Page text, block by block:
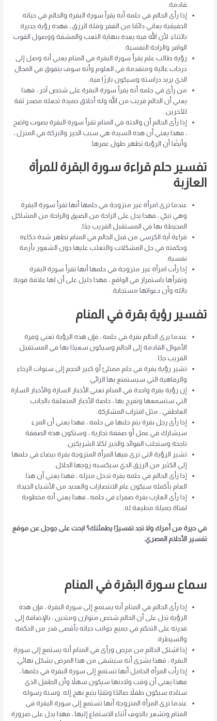
قادمة.
إذا رأى الحالم في حلمه أنه يقرأ سورة البقرة والحالم في حياته
الحقيقية يعاني دائمًا من الفقر وقلة الرزق ، فهذه رؤية جديرة
بالثناء. لأن الله فيه يعده بنهاية التعب والمشقة ووصول القوت
الوافر والراحة النفسية.
رؤية طالب علم يقرأ سورة البقرة في المنام يعني أنه وصل إلى
درجات عالية ومتقدمة في العلوم وأنه سوف يتفوق في المجال
الذي يريد دراسته وسيكون بارزًا فيه.
من رأى في حلمه أنه يقرأ سورة البقرة على شخص آخر ، فهذا
يعني أن الحالم قريب من الله وله أخلاق حميدة تجعله مصدر ثقة
للآخرين.
إذا رأى الحالم أن والدته في المنام تقرأ سورة البقرة بصوت واضح
، فهذا يعني أن هذه السيدة هي سبب الخير والبركة في المنزل ،
وأيضًا أن الرؤية تظهر طول عمرها.
تفسير حلم قراءة سورة البقرة للمرأة
العازبة
عندما ترى امرأة غير متزوجة في حلمها أنها تقرأ سورة البقرة
وهي تبكي ، فهذا يدل على الراحة من الضيق والراحة من المشاكل
المحيطة بها في المستقبل القريب جدًا.
قراءة آية الكرسي من قبل الحالم في المنام تظهر شدة ذكاءه
وحكمته في حل المشكلات والتغلب عليها دون الشعور بأزمة
نفسية.
إذا رأت امرأة غير متزوجة في حلمها أنها تقرأ سورة البقرة
وتقرأها باستمرار في الواقع ، فهذا دليل على أن لها علاقة قوية
بالله وأن دعواتها مستجابة.
تفسير رؤية بقرة في المنام
عندما يرى الحالم بقرة في حلمه ، فإن هذه الرؤية تعني وفرة
الأموال القادمة إلى الحالم وسيكون سعيدًا بها في المستقبل
القريب جدًا.
تشير رؤية بقرة في حلم ممتلئ أو كبير الحجم إلى سنوات الرخاء
والرفاهية التي سيستمتع بها الرائي.
إن رؤية بقرة واحدة في المنام تعني الأخبار السارة والأخبار السارة
التي ستسمعها وتفرح بها ، خاصة الأخبار المتعلقة بالجانب
العاطفي ، مثل اقتراب المشاركة.
إذا رأى رجل بقرة يتم حلبها في حلمه ، فهذا يعني أن المرء
سيشارك في عمل أو صفقة تجارية ، وستكون هذه الصفقة
ناجحة وستجلب الفوائد والخير لكلا الشريكين.
تشير الرؤية التي ترى فيها المرأة المتزوجة بقرة بيضاء في حلمها
إلى الكثير من الرزق الذي سيكسبه زوجها الحلال.
إذا رأى الحالم في حلمه بقرة تدخل منزله ، فهذا يعني أن هذا
العام بأكمله سيكون عام الانتصارات والعديد من الأشياء الجيدة.
إذا رأى العازب بقرة صفراء في حلمه ، فهذا يعني أنه مخطوبة
لفتاة جميلة مطيعة له.
في حيرة من أمرك ولا تجد تفسيرًا يطمئنك؟ ابحث على جوجل عن موقع
تفسير الأحلام المصري.
سماع سورة البقرة في المنام
إذا رأى الحالم في المنام أنه يستمع إلى سورة البقرة ، فإن هذه
الرؤية تدل على أن الحالم شخص متوازن ومتدين ، بالإضافة إلى
قدرته على التحكم في جميع جوانب حياته بأقصى قدر من الحكمة
والسيطرة.
إذا اشتكى الحالم من مرض ورأى في المنام أنه يستمع إلى سورة
البقرة ، فهذا بشرى أنه سيشفى من هذا المرض بشكل نهائي.
إذا رأت المرأة الحامل أنها تستمع إلى سورة البقرة في حلمها ،
فهذا يعني أن وقت ولادتها سيكون سهلاً وأن الطفل الذي
ستلده سيكون طفلاً صالحًا وتقيًا يتبع نهج إله. وسنة رسوله.
عندما ترى المرأة المتزوجة أنها تستمع إلى سورة البقرة في
المنام وتشعر بالخوف أثناء الاستماع إليها ، فهذا يدل على ضرورة